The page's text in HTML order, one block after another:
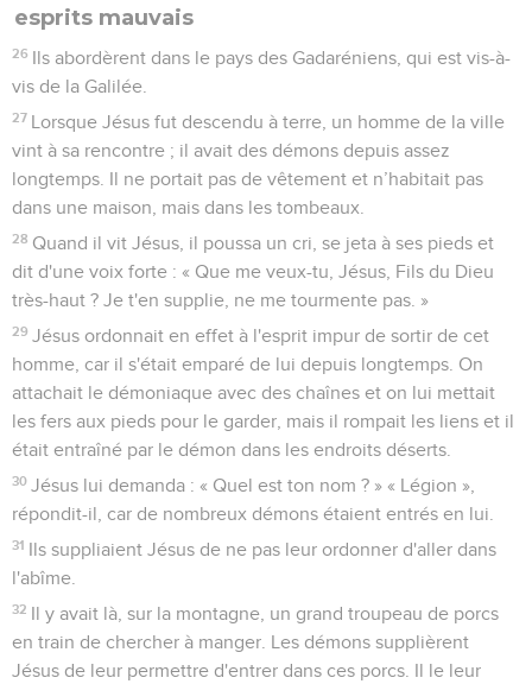
esprits mauvais
26 Ils abordèrent dans le pays des Gadaréniens, qui est vis-à-
vis de la Galilée.
27 Lorsque Jésus fut descendu à terre, un homme de la ville
vint à sa rencontre ; il avait des démons depuis assez
longtemps. Il ne portait pas de vêtement et n’habitait pas
dans une maison, mais dans les tombeaux.
28 Quand il vit Jésus, il poussa un cri, se jeta à ses pieds et
dit d'une voix forte : « Que me veux-tu, Jésus, Fils du Dieu
très-haut ? Je t'en supplie, ne me tourmente pas. »
29 Jésus ordonnait en effet à l'esprit impur de sortir de cet
homme, car il s'était emparé de lui depuis longtemps. On
attachait le démoniaque avec des chaînes et on lui mettait
les fers aux pieds pour le garder, mais il rompait les liens et il
était entraîné par le démon dans les endroits déserts.
30 Jésus lui demanda : « Quel est ton nom ? » « Légion »,
répondit-il, car de nombreux démons étaient entrés en lui.
31 Ils suppliaient Jésus de ne pas leur ordonner d'aller dans
l'abîme.
32 Il y avait là, sur la montagne, un grand troupeau de porcs
en train de chercher à manger. Les démons supplièrent
Jésus de leur permettre d'entrer dans ces porcs. Il le leur